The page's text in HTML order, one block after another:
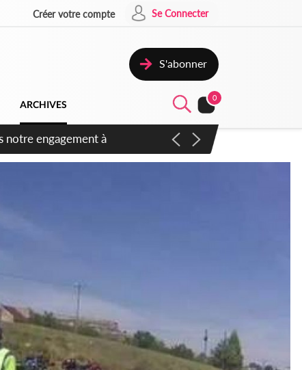
Créer votre compte Se Connecter
S'abonner
ARCHIVES
0
un exclu